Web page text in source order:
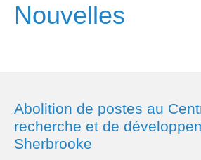
Nouvelles
Abolition de postes au
recherche et de
Sherbrooke